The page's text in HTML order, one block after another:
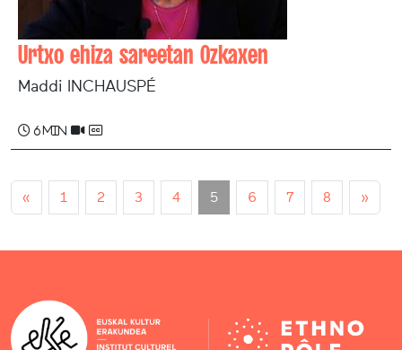
Urtxo ehiza sareetan Ozkaxen
Maddi INCHAUSPÉ
6 min
« 1 2 3 4 5 6 7 8 »